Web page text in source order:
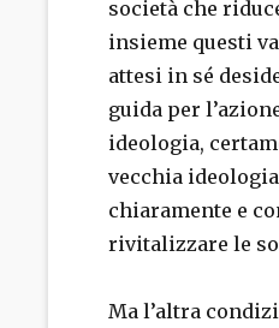
società che
insieme questi
attesi in sé
guida per
ideologia,
vecchia
chiaramente e
rivitalizzare le
Ma l’altra